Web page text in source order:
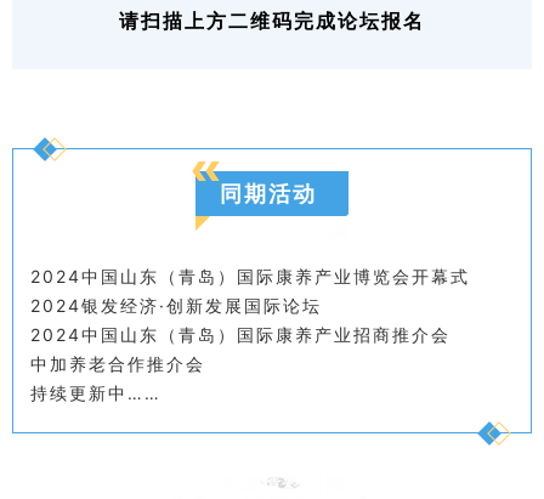
请扫描上方二维码完成论坛报名
同期活动
2024中国山东（青岛）国际康养产业博览会开幕式
2024银发经济·创新发展国际论坛
2024中国山东（青岛）国际康养产业招商推介会
中加养老合作推介会
持续更新中……
往届精彩回顾